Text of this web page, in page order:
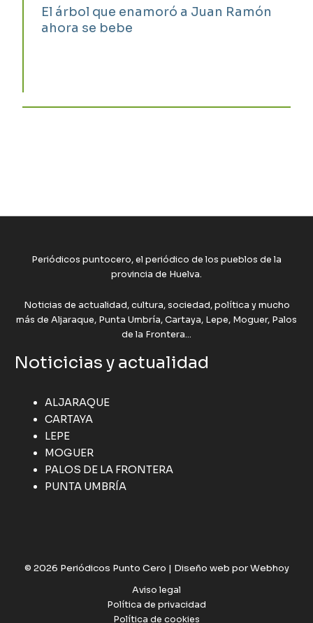
El árbol que enamoró a Juan Ramón
ahora se bebe
Periódicos puntocero, el periódico de los pueblos de la
provincia de Huelva.
Noticias de actualidad, cultura, sociedad, política y mucho
más de Aljaraque, Punta Umbría, Cartaya, Lepe, Moguer, Palos
de la Frontera...
Noticicias y actualidad
ALJARAQUE
CARTAYA
LEPE
MOGUER
PALOS DE LA FRONTERA
PUNTA UMBRÍA
© 2026 Periódicos Punto Cero | Diseño web por Webhoy
Aviso legal
Política de privacidad
Política de cookies